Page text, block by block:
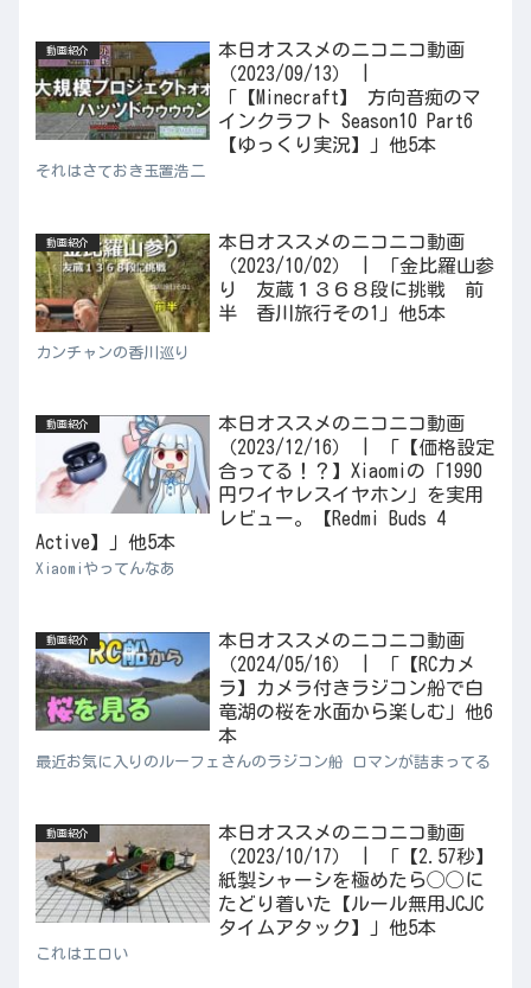
動画紹介
本日オススメのニコニコ動画
（2023/09/13） |
「【Minecraft】 方向音痴のマ
インクラフト Season10 Part6
【ゆっくり実況】」他5本
それはさておき玉置浩二
動画紹介
本日オススメのニコニコ動画
（2023/10/02） | 「金比羅山参
り 友蔵１３６８段に挑戦 前
半 香川旅行その1」他5本
カンチャンの香川巡り
動画紹介
本日オススメのニコニコ動画
（2023/12/16） | 「【価格設定
合ってる！？】Xiaomiの「1990
円ワイヤレスイヤホン」を実用
レビュー。【Redmi Buds 4
Active】」他5本
Xiaomiやってんなあ
動画紹介
本日オススメのニコニコ動画
（2024/05/16） | 「【RCカメ
ラ】カメラ付きラジコン船で白
竜湖の桜を水面から楽しむ」他6
本
最近お気に入りのルーフェさんのラジコン船 ロマンが詰まってる
動画紹介
本日オススメのニコニコ動画
（2023/10/17） | 「【2.57秒】
紙製シャーシを極めたら◯◯に
たどり着いた【ルール無用JCJC
タイムアタック】」他5本
これはエロい